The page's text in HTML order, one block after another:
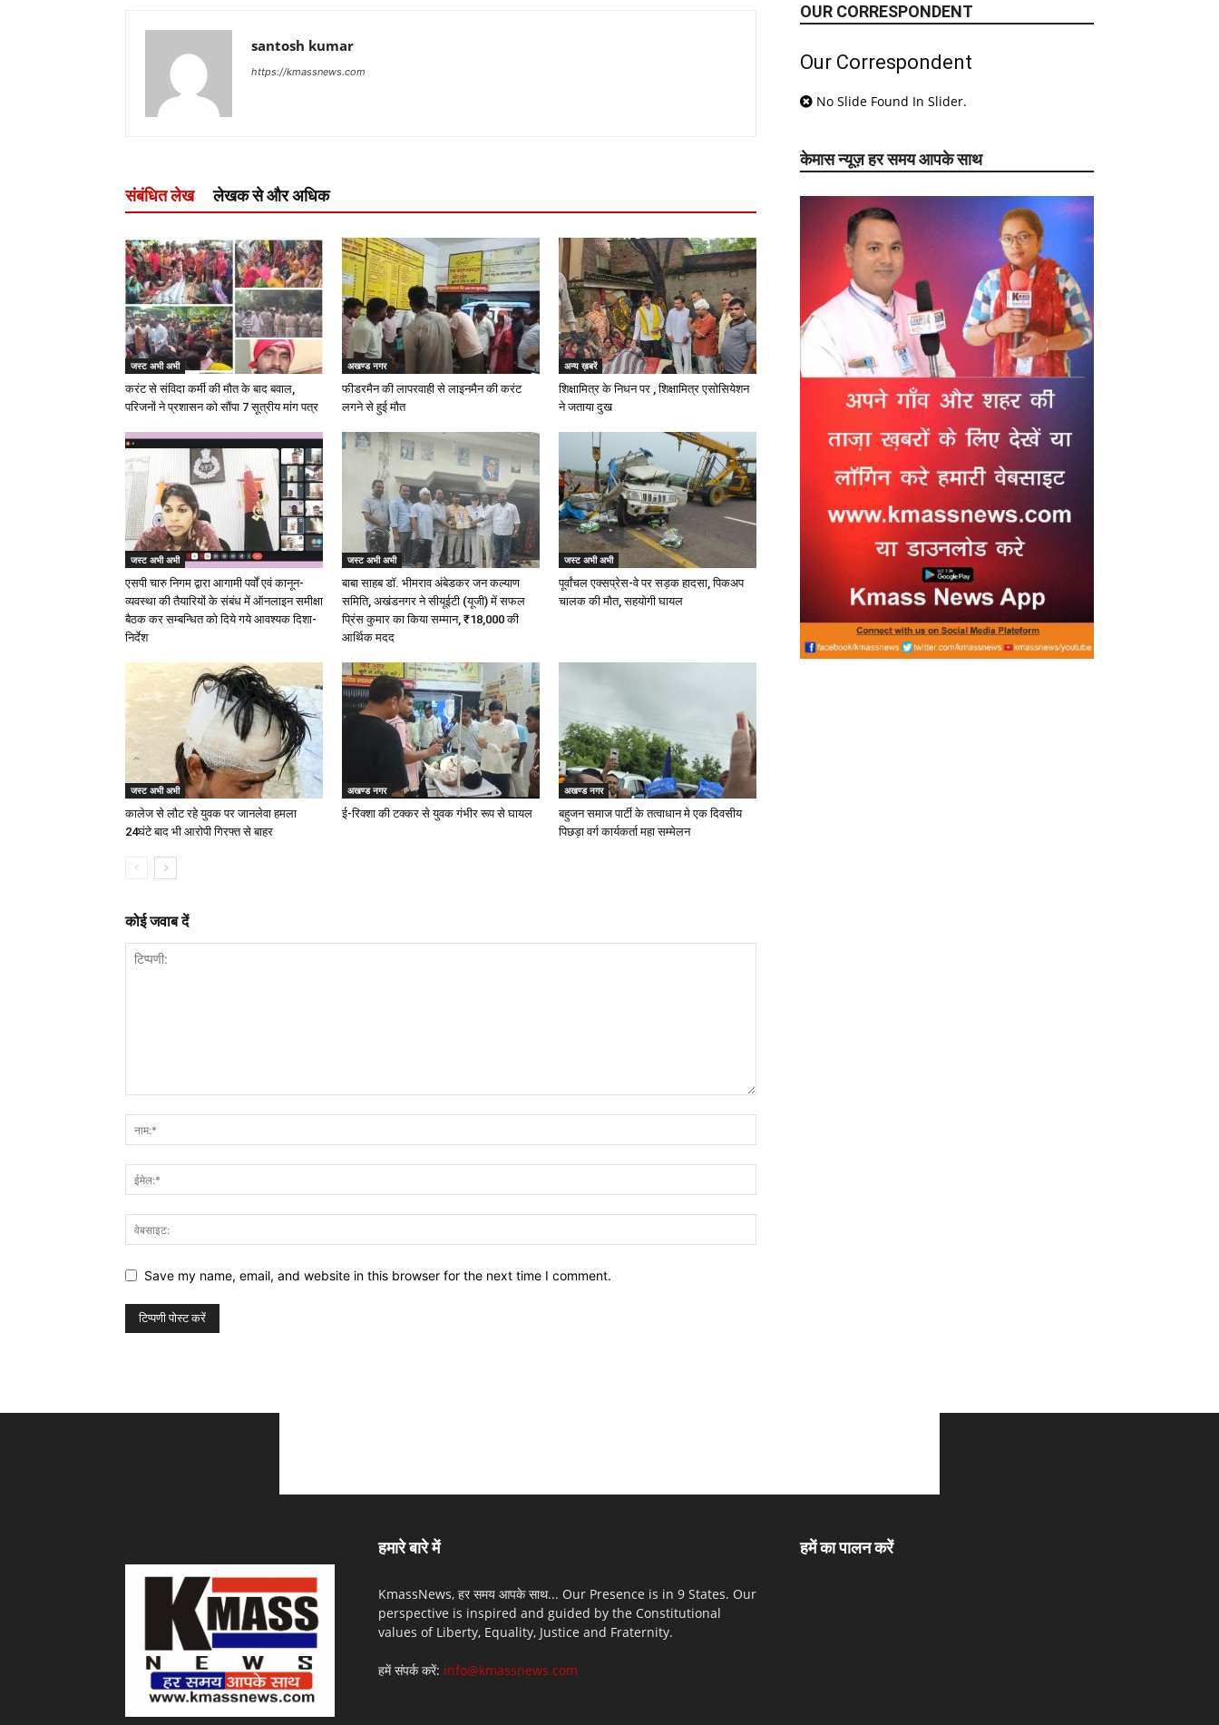
santosh kumar
https://kmassnews.com
संबंधित लेख लेखक से और अधिक
जस्ट अभी अभी
करंट से संविदा कर्मी की मौत के बाद बवाल,
परिजनों ने प्रशासन को सौंपा 7 सूत्रीय मांग पत्र
अखण्ड नगर
फीडरमैन की लापरवाही से लाइनमैन की करंट
लगने से हुई मौत
अन्य ख़बरें
शिक्षामित्र के निधन पर , शिक्षामित्र एसोसियेशन
ने जताया दुख
जस्ट अभी अभी
एसपी चारु निगम द्वारा आगामी पर्वों एवं कानून-
व्यवस्था की तैयारियों के संबंध में ऑनलाइन समीक्षा
बैठक कर सम्बन्धित को दिये गये आवश्यक दिशा-
निर्देश
जस्ट अभी अभी
बाबा साहब डॉ. भीमराव अंबेडकर जन कल्याण
समिति, अखंडनगर ने सीयूईटी (यूजी) में सफल
प्रिंस कुमार का किया सम्मान, ₹18,000 की
आर्थिक मदद
जस्ट अभी अभी
पूर्वांचल एक्सप्रेस-वे पर सड़क हादसा, पिकअप
चालक की मौत, सहयोगी घायल
जस्ट अभी अभी
कालेज से लौट रहे युवक पर जानलेवा हमला
24घंटे बाद भी आरोपी गिरफ्त से बाहर
अखण्ड नगर
ई-रिक्शा की टक्कर से युवक गंभीर रूप से घायल
अखण्ड नगर
बहुजन समाज पार्टी के तत्वाधान मे एक दिवसीय
पिछड़ा वर्ग कार्यकर्ता महा सम्मेलन
कोई जवाब दें
Save my name, email, and website in this browser for the next time I comment.
OUR CORRESPONDENT
Our Correspondent
No Slide Found In Slider.
केमास न्यूज़ हर समय आपके साथ
हमारे बारे में
KmassNews, हर समय आपके साथ... Our Presence is in 9 States. Our
perspective is inspired and guided by the Constitutional
values of Liberty, Equality, Justice and Fraternity.
हमें संपर्क करें: info@kmassnews.com
हमें का पालन करें